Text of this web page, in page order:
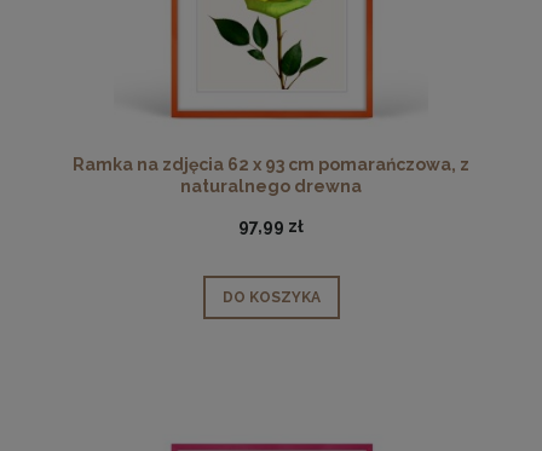
Ramka na zdjęcia 62 x 93 cm pomarańczowa, z
naturalnego drewna
97,99 zł
DO KOSZYKA